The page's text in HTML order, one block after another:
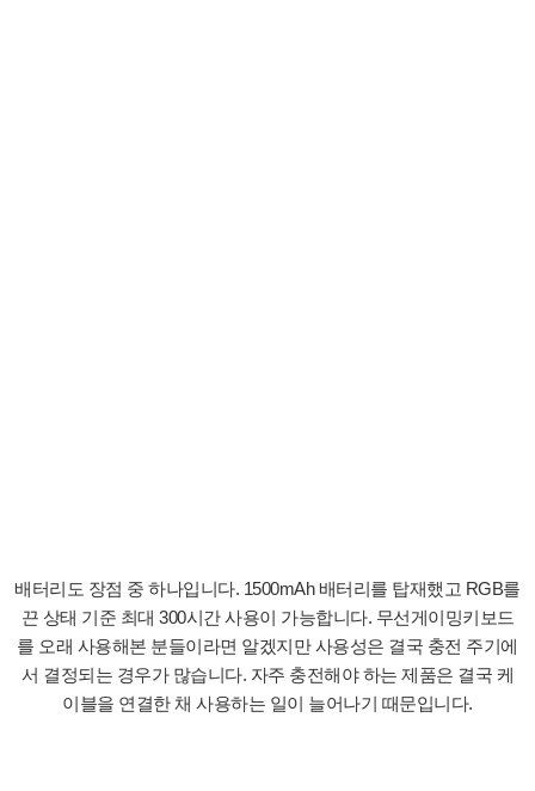
배터리도 장점 중 하나입니다. 1500mAh 배터리를 탑재했고 RGB를
끈 상태 기준 최대 300시간 사용이 가능합니다. 무선게이밍키보드
를 오래 사용해본 분들이라면 알겠지만 사용성은 결국 충전 주기에
서 결정되는 경우가 많습니다. 자주 충전해야 하는 제품은 결국 케
이블을 연결한 채 사용하는 일이 늘어나기 때문입니다.